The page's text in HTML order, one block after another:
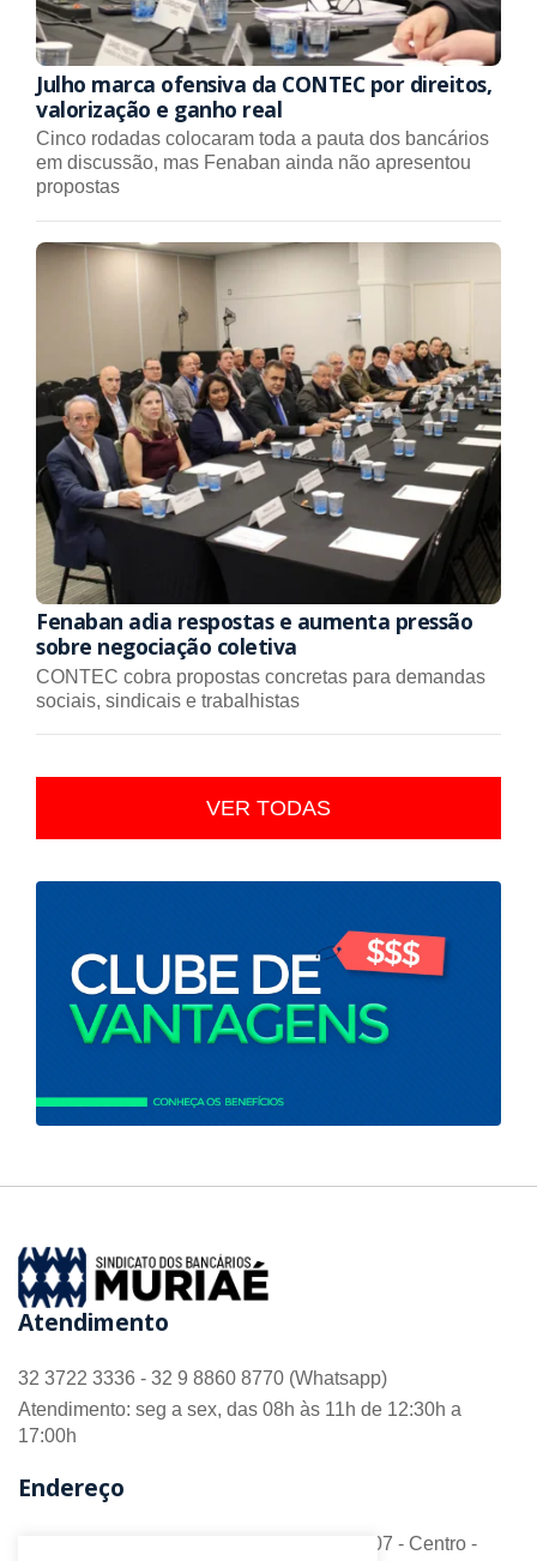
Julho marca ofensiva da CONTEC por direitos,
valorização e ganho real
Cinco rodadas colocaram toda a pauta dos bancários
em discussão, mas Fenaban ainda não apresentou
propostas
Fenaban adia respostas e aumenta pressão
sobre negociação coletiva
CONTEC cobra propostas concretas para demandas
sociais, sindicais e trabalhistas
VER TODAS
Atendimento
32 3722 3336 - 32 9 8860 8770 (Whatsapp)
Atendimento: seg a sex, das 08h às 11h de 12:30h a
17:00h
Endereço
R. Barão do Monte Alto nº 70 - Sala 306/307 - Centro -